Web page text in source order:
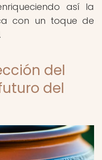
así la
con un toque de
del
del